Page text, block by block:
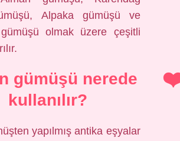
Alpaka gümüşü ve
olmak üzere çeşitli
gümüşü nerede
kullanılır?
yapılmış antika eşyalar